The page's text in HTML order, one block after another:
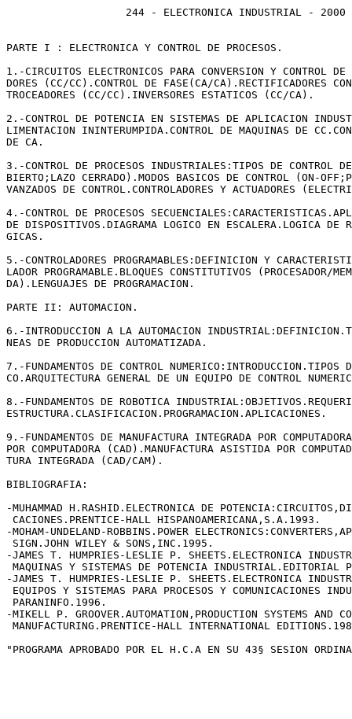
                   244 - ELECTRONICA INDUSTRIAL - 2000
PARTE I : ELECTRONICA Y CONTROL DE PROCESOS.
1.-CIRCUITOS ELECTRONICOS PARA CONVERSION Y CONTROL DE
DORES (CC/CC).CONTROL DE FASE(CA/CA).RECTIFICADORES
TROCEADORES (CC/CC).INVERSORES ESTATICOS (CC/CA).
2.-CONTROL DE POTENCIA EN SISTEMAS DE APLICACION
LIMENTACION ININTERUMPIDA.CONTROL DE MAQUINAS DE
DE CA.
3.-CONTROL DE PROCESOS INDUSTRIALES:TIPOS DE CONTROL
BIERTO;LAZO CERRADO).MODOS BASICOS DE CONTROL (ON-
VANZADOS DE CONTROL.CONTROLADORES Y ACTUADORES
4.-CONTROL DE PROCESOS
DE DISPOSITIVOS.DIAGRAMA LOGICO EN ESCALERA.LOGICA DE
GICAS.
5.-CONTROLADORES PROGRAMABLES:DEFINICION Y
LADOR PROGRAMABLE.BLOQUES CONSTITUTIVOS (PROCESADOR/
DA).LENGUAJES DE PROGRAMACION.
PARTE II: AUTOMACION.
6.-INTRODUCCION A LA AUTOMACION
NEAS DE PRODUCCION AUTOMATIZADA.
7.-FUNDAMENTOS DE CONTROL NUMERICO:INTRODUCCION.TIPOS
CO.ARQUITECTURA GENERAL DE UN EQUIPO DE CONTROL
8.-FUNDAMENTOS DE ROBOTICA
ESTRUCTURA.CLASIFICACION.PROGRAMACION.APLICACIONES.
9.-FUNDAMENTOS DE MANUFACTURA INTEGRADA POR
POR COMPUTADORA (CAD).MANUFACTURA ASISTIDA POR
TURA INTEGRADA (CAD/CAM).
BIBLIOGRAFIA:
-MUHAMMAD H.RASHID.ELECTRONICA DE
CACIONES.PRENTICE-HALL HISPANOAMERICANA,S.A.1993.
-MOHAM-UNDELAND-ROBBINS.POWER
SIGN.JOHN WILEY & SONS,INC.1995.
-JAMES T. HUMPRIES-LESLIE P. SHEETS.ELECTRONICA
MAQUINAS Y SISTEMAS DE POTENCIA INDUSTRIAL.EDITORIAL
-JAMES T. HUMPRIES-LESLIE P. SHEETS.ELECTRONICA
EQUIPOS Y SISTEMAS PARA PROCESOS Y COMUNICACIONES
PARANINFO.1996.
-MIKELL P. GROOVER.AUTOMATION,PRODUCTION SYSTEMS AND
MANUFACTURING.PRENTICE-HALL INTERNATIONAL
"PROGRAMA APROBADO POR EL H.C.A EN SU 43§ SESION